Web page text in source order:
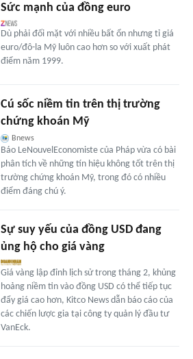
Sức mạnh của đồng euro
Dù phải đối mặt với nhiều bất ổn nhưng tỉ giá
euro/đô-la Mỹ luôn cao hơn so với xuất phát
điểm năm 1999.
Cú sốc niềm tin trên thị trường
chứng khoán Mỹ
Bnews
Báo LeNouvelEconomiste của Pháp vừa có bài
phân tích về những tín hiệu không tốt trên thị
trường chứng khoán Mỹ, trong đó có nhiều
điểm đáng chú ý.
Sự suy yếu của đồng USD đang
ủng hộ cho giá vàng
Giá vàng lập đỉnh lịch sử trong tháng 2, khủng
hoảng niềm tin vào đồng USD có thể tiếp tục
đẩy giá cao hơn, Kitco News dẫn báo cáo của
các chiến lược gia tại công ty quản lý đầu tư
VanEck.